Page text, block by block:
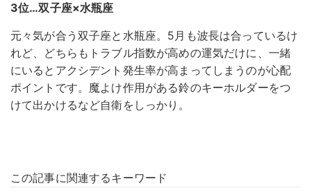
3位…双子座×水瓶座
元々気が合う双子座と水瓶座。5月も波長は合っているけ
れど、どちらもトラブル指数が高めの運気だけに、一緒
にいるとアクシデント発生率が高まってしまうのが心配
ポイントです。魔よけ作用がある鈴のキーホルダーをつ
けて出かけるなど自衛をしっかり。
この記事に関連するキーワード